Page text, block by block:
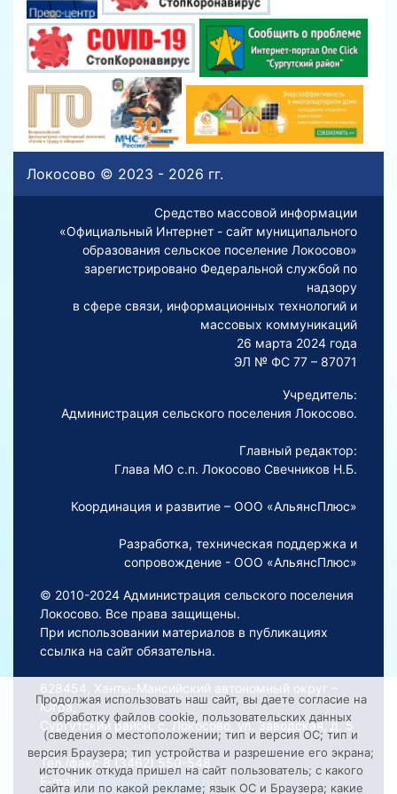
Локосово © 2023 - 2026 гг.
Средство массовой информации
«Официальный Интернет - сайт муниципального
образования сельское поселение Локосово»
зарегистрировано Федеральной службой по
надзору
в сфере связи, информационных технологий и
массовых коммуникаций
26 марта 2024 года
ЭЛ № ФС 77 – 87071
Учредитель:
Администрация сельского поселения Локосово.
Главный редактор:
Глава МО с.п. Локосово Свечников Н.Б.
Координация и развитие – ООО «АльянсПлюс»
Разработка, техническая поддержка и
сопровождение - ООО «АльянсПлюс»
© 2010-2024 Администрация сельского поселения
Локосово. Все права защищены.
При использовании материалов в публикациях
ссылка на сайт обязательна.
628454, Ханты-Мансийский автономный округ –
Югра,
Сургутский район, с. Локосово, ул. Заводская, д. 5
Тел./факс 8 (3462) 550-548
E-mail:
Lokosovoadm@mail.ru
Продолжая использовать наш сайт, вы даете согласие на
обработку файлов cookie, пользовательских данных
(сведения о местоположении; тип и версия ОС; тип и
версия Браузера; тип устройства и разрешение его экрана;
источник откуда пришел на сайт пользователь; с какого
сайта или по какой рекламе; язык ОС и Браузера; какие